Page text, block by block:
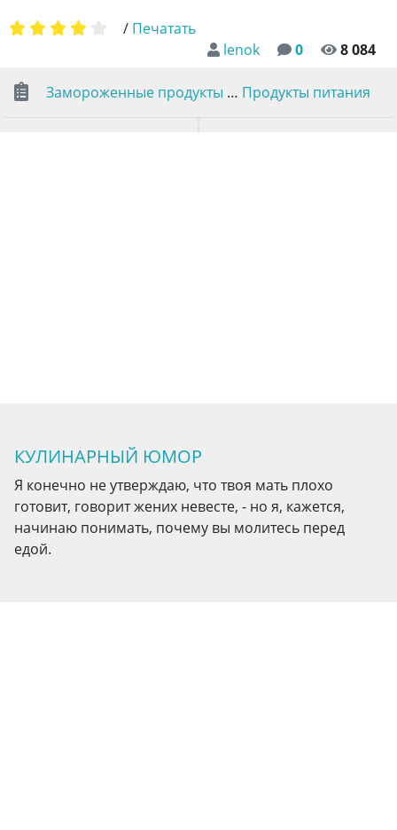
lenok 0 8 084
/ Печатать
Замороженные продукты … Продукты питания
КУЛИНАРНЫЙ ЮМОР
Я конечно не утверждаю, что твоя мать плохо
готовит, говорит жених невесте, - но я, кажется,
начинаю понимать, почему вы молитесь перед
едой.